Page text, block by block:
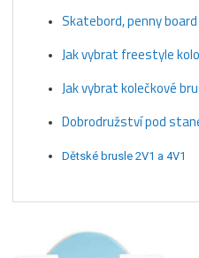
Skatebord, penny
Jak vybrat freestyle
Jak vybrat kolečkové
Dobrodružství pod
Dětské brusle 2V1 a 4V1